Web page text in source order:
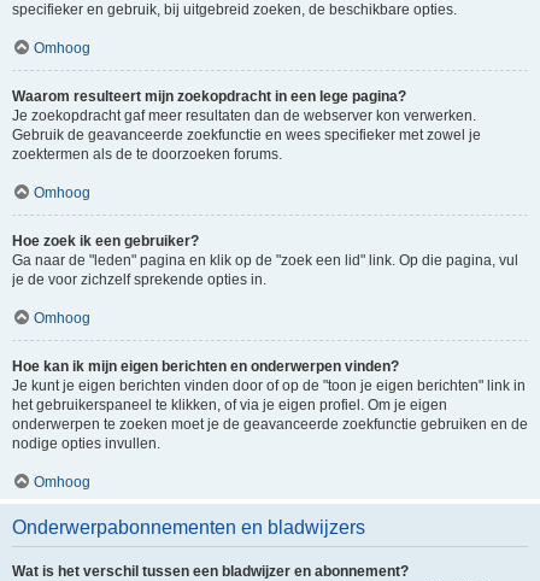
specifieker en gebruik, bij uitgebreid zoeken, de beschikbare opties.
Omhoog
Waarom resulteert mijn zoekopdracht in een lege pagina?
Je zoekopdracht gaf meer resultaten dan de webserver kon verwerken.
Gebruik de geavanceerde zoekfunctie en wees specifieker met zowel je
zoektermen als de te doorzoeken forums.
Omhoog
Hoe zoek ik een gebruiker?
Ga naar de "leden" pagina en klik op de "zoek een lid" link. Op die pagina, vul
je de voor zichzelf sprekende opties in.
Omhoog
Hoe kan ik mijn eigen berichten en onderwerpen vinden?
Je kunt je eigen berichten vinden door of op de "toon je eigen berichten" link in
het gebruikerspaneel te klikken, of via je eigen profiel. Om je eigen
onderwerpen te zoeken moet je de geavanceerde zoekfunctie gebruiken en de
nodige opties invullen.
Omhoog
Onderwerpabonnementen en bladwijzers
Wat is het verschil tussen een bladwijzer en abonnement?